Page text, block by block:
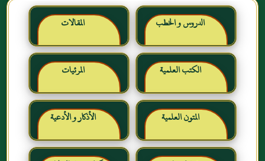
الدروس و الخطب المقالات
الكتب العلمية المرئيات
المتون العلمية الأذكار و الأدعية